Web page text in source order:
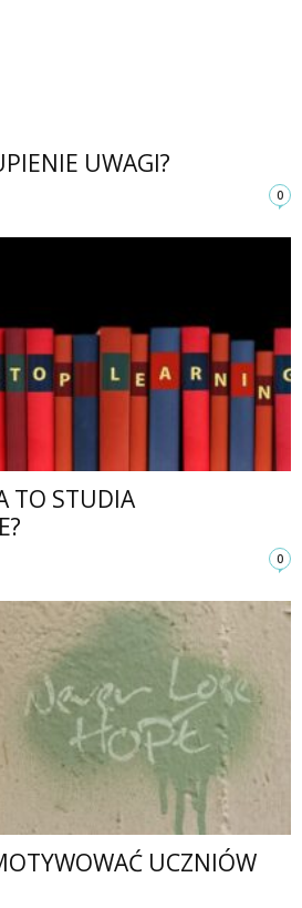
UWAGI?
0
TO STUDIA
0
UCZNIÓW